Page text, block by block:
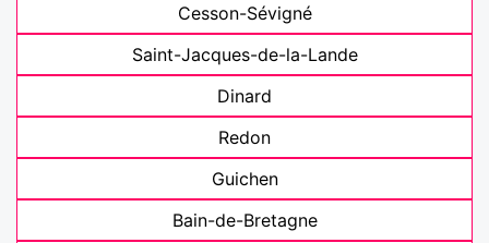
Cesson-Sévigné
Saint-Jacques-de-la-Lande
Dinard
Redon
Guichen
Bain-de-Bretagne